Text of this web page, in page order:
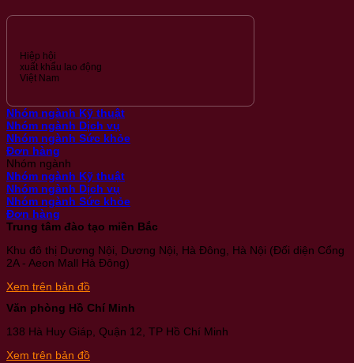
Hiệp hội
xuất khẩu lao động
Việt Nam
Nhóm ngành Kỹ thuật
Nhóm ngành Dịch vụ
Nhóm ngành Sức khỏe
Đơn hàng
Nhóm ngành
Nhóm ngành Kỹ thuật
Nhóm ngành Dịch vụ
Nhóm ngành Sức khỏe
Đơn hàng
Trung tâm đào tạo miền Bắc
Khu đô thị Dương Nội, Dương Nội, Hà Đông, Hà Nội (Đối diện Cổng
2A - Aeon Mall Hà Đông)
Xem trên bản đồ
Văn phòng Hồ Chí Minh
138 Hà Huy Giáp, Quận 12, TP Hồ Chí Minh
Xem trên bản đồ